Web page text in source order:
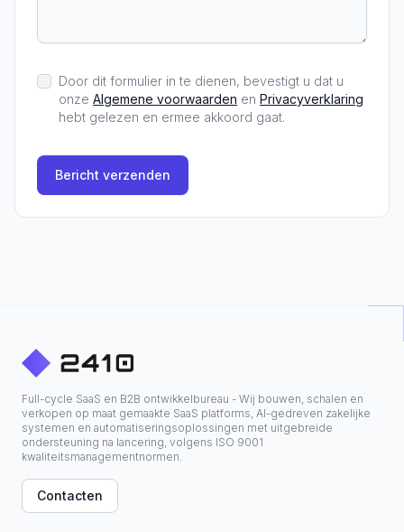
Door dit formulier in te dienen, bevestigt u dat u
onze Algemene voorwaarden en Privacyverklaring
hebt gelezen en ermee akkoord gaat.
Bericht verzenden
Full-cycle SaaS en B2B ontwikkelbureau - Wij bouwen, schalen en
verkopen op maat gemaakte SaaS platforms, AI-gedreven zakelijke
systemen en automatiseringsoplossingen met uitgebreide
ondersteuning na lancering, volgens ISO 9001
kwaliteitsmanagementnormen.
Contacten